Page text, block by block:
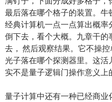
最后落在哪个格子的装置。
经典计算机一点一点算出概
倒下去，看个大概。九章干
去， 然后观察结果。它不操
光子落在哪个探测器里。这
实不是量子逻辑门操作意义上
量子计算中还有一种已经商业